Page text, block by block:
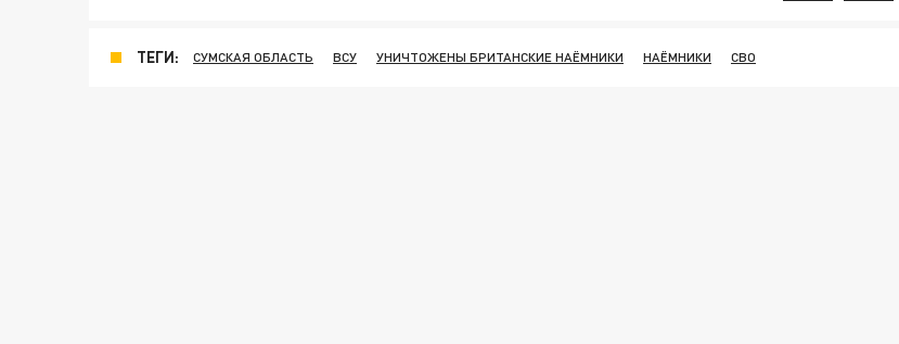
ТЕГИ: СУМСКАЯ ОБЛАСТЬ ВСУ УНИЧТОЖЕНЫ БРИТАНСКИЕ НАЁМНИКИ НАЁМНИКИ СВО